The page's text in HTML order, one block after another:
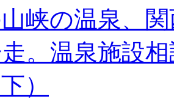
峡の温泉、
。温泉施設
）